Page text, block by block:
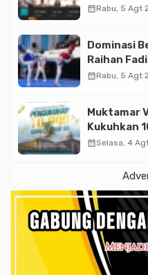
Diskusi
calendar_monthRabu, 5 Agt
Dominasi
Raihan
Asian
calendar_monthRabu, 5 Agt
Muktamar
Kukuhkan
Masjid
calendar_monthSelasa, 4